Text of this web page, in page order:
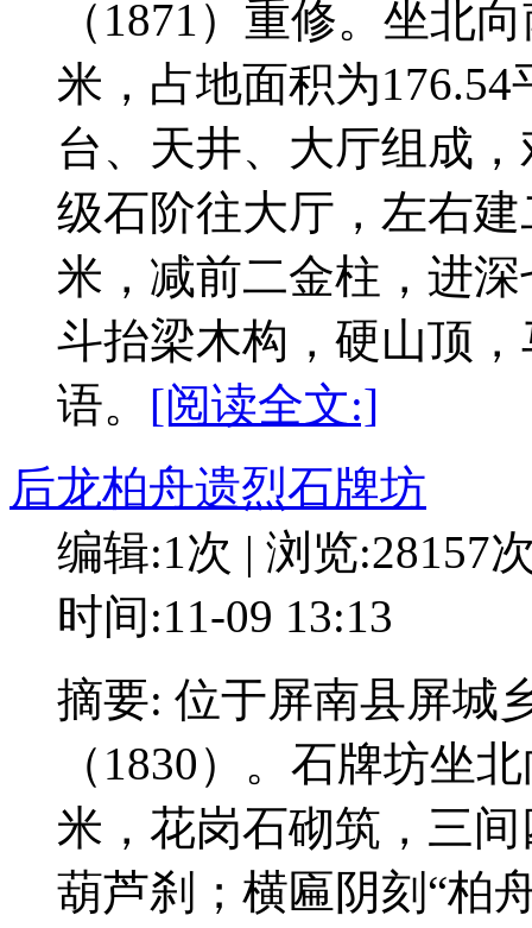
（1871）重修。坐北
米，占地面积为
台、天井、大厅组成
级石阶往大厅，左右
米，减前二金柱，进
斗抬梁木构，硬山顶
语。 [阅读全文:]
后龙柏舟遗烈石牌坊
编辑:1次 | 浏览:28157
时间:11-09 13:13
摘要: 位于屏南县屏城
（1830）。石牌坊坐
米，花岗石砌筑，三
葫芦刹；横匾阴刻“柏